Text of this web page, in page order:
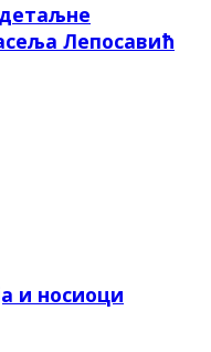
Лепосавић
и носиоци